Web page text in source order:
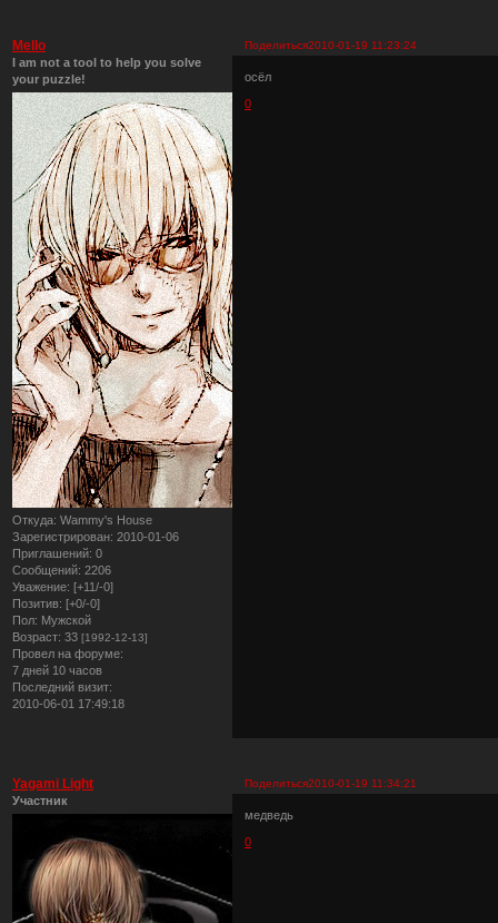
Поделиться2010-01-19 11:23:24
Mello
I am not a tool to help you solve
your puzzle!
Откуда: Wammy's House
Зарегистрирован: 2010-01-06
Приглашений: 0
Сообщений: 2206
Уважение: [+11/-0]
Позитив: [+0/-0]
Пол: Мужской
Возраст: 33 [1992-12-13]
Провел на форуме:
7 дней 10 часов
Последний визит:
2010-06-01 17:49:18
осёл
0
Поделиться2010-01-19 11:34:21
Yagami Light
Участник
медведь
0